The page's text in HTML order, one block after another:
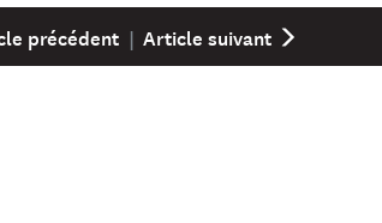
précédent | Article suivant